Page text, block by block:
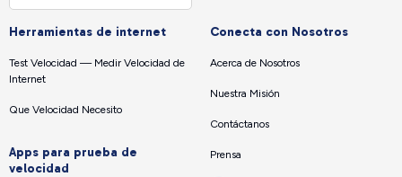
Herramientas de internet
Test Velocidad — Medir Velocidad de
Internet
Que Velocidad Necesito
Apps para prueba de
velocidad
Conecta con Nosotros
Acerca de Nosotros
Nuestra Misión
Contáctanos
Prensa